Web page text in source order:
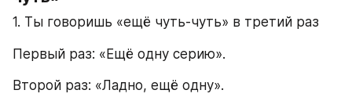
1. Ты говоришь «ещё чуть-чуть» в третий раз
Первый раз: «Ещё одну серию».
Второй раз: «Ладно, ещё одну».